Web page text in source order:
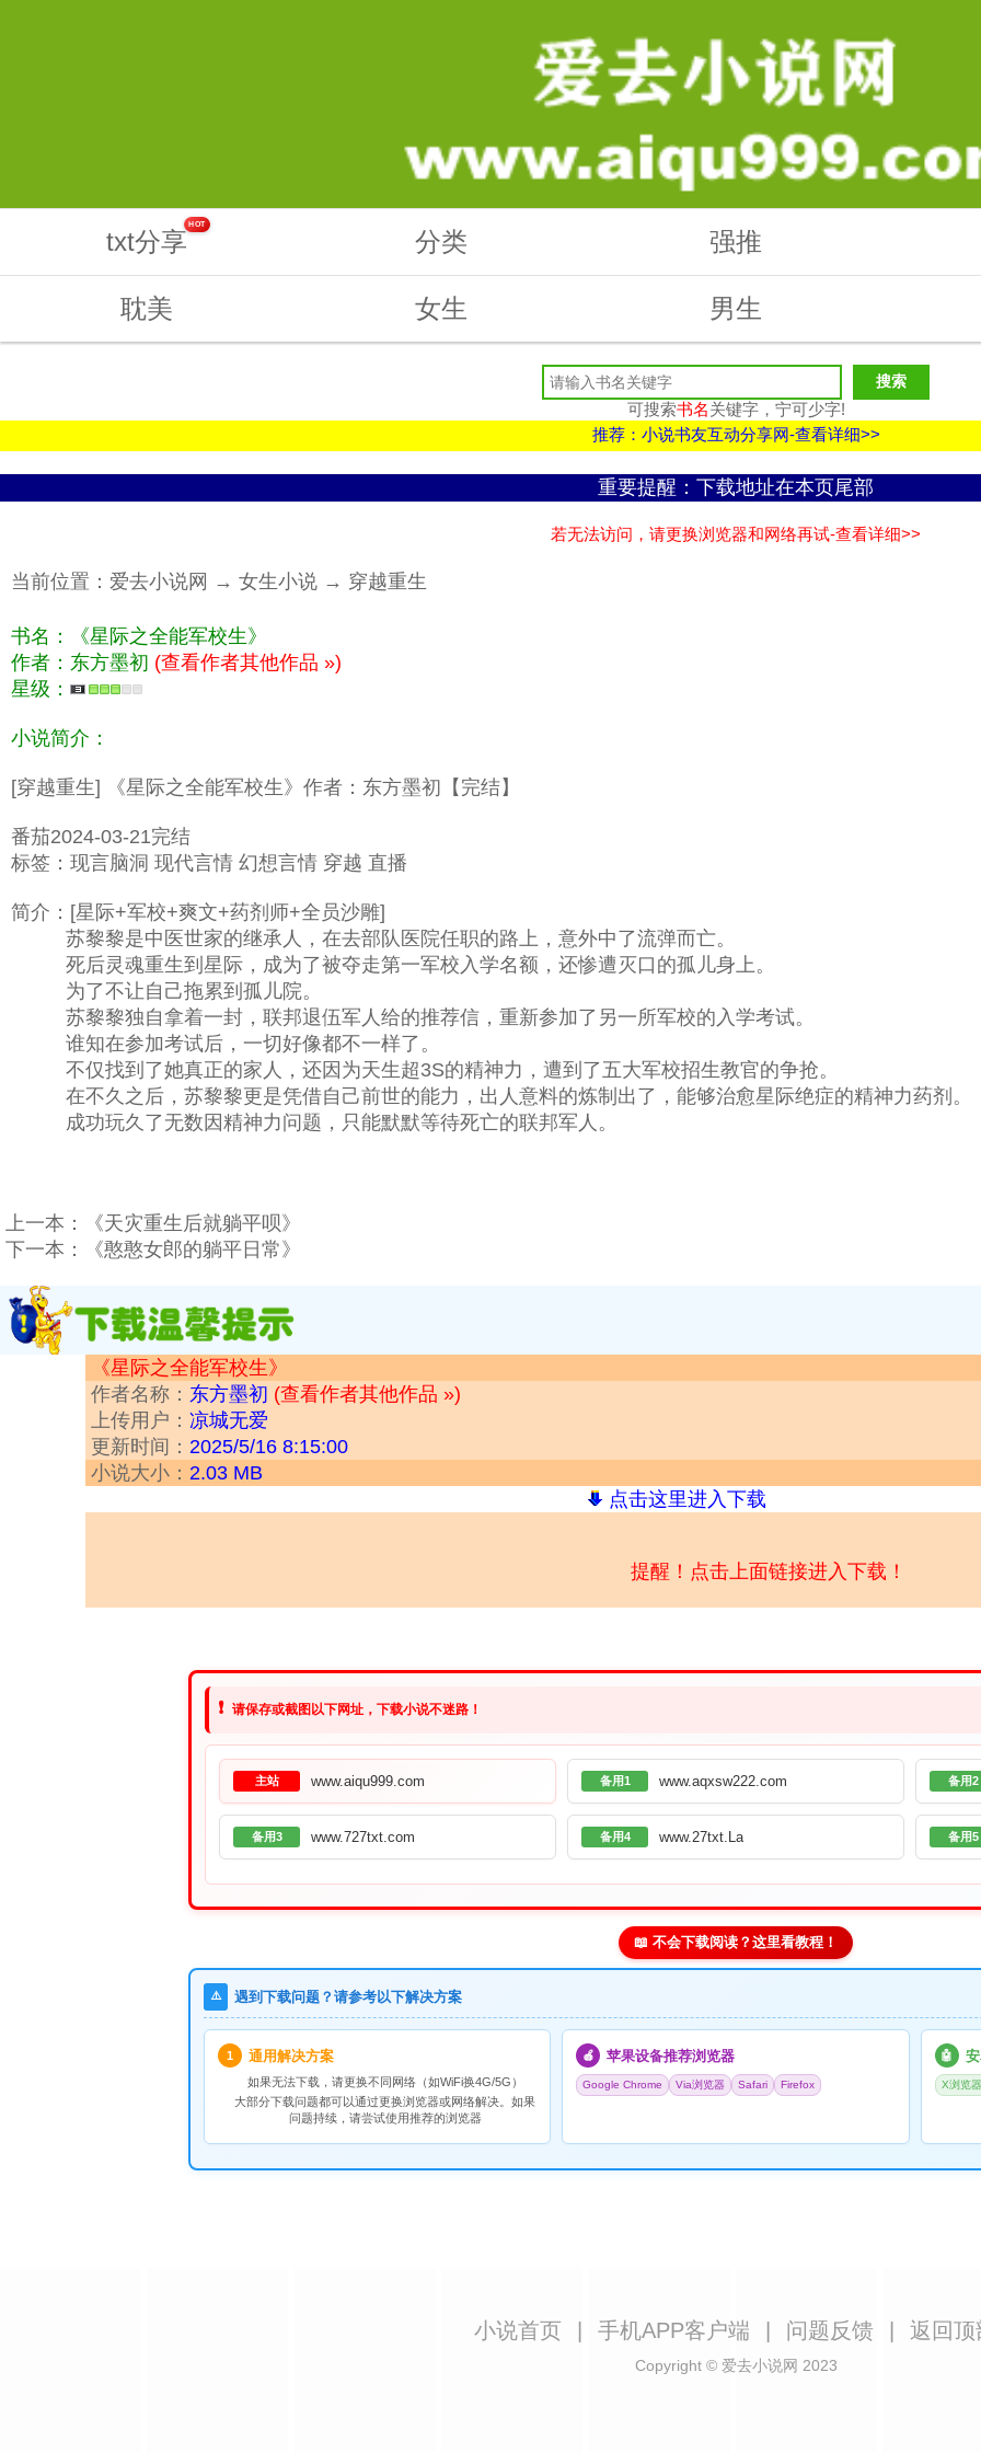
txt分享
HOT
分类 强推
耽美 女生 男生
可搜索书名关键字，宁可少字!
推荐：小说书友互动分享网-查看详细>>
重要提醒：下载地址在本页尾部
若无法访问，请更换浏览器和网络再试-查看详细>>
当前位置： 爱去小说网 → 女生小说 → 穿越重生
书名：《星际之全能军校生》
作者：东方墨初 (查看作者其他作品 »)
星级：
小说简介：
[穿越重生] 《星际之全能军校生》作者：东方墨初【完结】
番茄2024-03-21完结
标签：现言脑洞 现代言情 幻想言情 穿越 直播
简介：[星际+军校+爽文+药剂师+全员沙雕]
苏黎黎是中医世家的继承人，在去部队医院任职的路上，意外中了流弹而亡。
死后灵魂重生到星际，成为了被夺走第一军校入学名额，还惨遭灭口的孤儿身上。
为了不让自己拖累到孤儿院。
苏黎黎独自拿着一封，联邦退伍军人给的推荐信，重新参加了另一所军校的入学考试。
谁知在参加考试后，一切好像都不一样了。
不仅找到了她真正的家人，还因为天生超3S的精神力，遭到了五大军校招生教官的争抢。
在不久之后，苏黎黎更是凭借自己前世的能力，出人意料的炼制出了，能够治愈星际绝症的精神力药剂。
成功玩久了无数因精神力问题，只能默默等待死亡的联邦军人。
上一本：
《天灾重生后就躺平呗》
下一本：
《憨憨女郎的躺平日常》
《星际之全能军校生》
作者名称： 东方墨初 (查看作者其他作品 »)
上传用户： 凉城无爱
更新时间： 2025/5/16 8:15:00
小说大小： 2.03 MB
点击这里进入下载
提醒！点击上面链接进入下载！
❗ 请保存或截图以下网址，下载小说不迷路！
主站 www.aiqu999.com 备用1 www.aqxsw222.com 备用2
备用3 www.727txt.com 备用4 www.27txt.La 备用5
📖 不会下载阅读？这里看教程！
⚠️ 遇到下载问题？请参考以下解决方案
1 通用解决方案
如果无法下载，请更换不同网络（如WiFi换4G/5G）
大部分下载问题都可以通过更换浏览器或网络解决。如果
问题持续，请尝试使用推荐的浏览器
🍎 苹果设备推荐浏览器
Google Chrome Via浏览器 Safari Firefox
🤖
X浏览器
小说首页 手机APP客户端 问题反馈 返回顶
Copyright © 爱去小说网 2023